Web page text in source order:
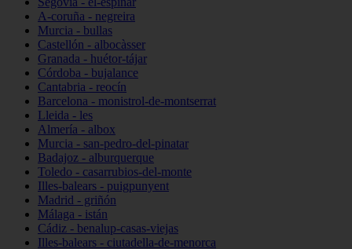
A-coruña - negreira
Murcia - bullas
Castellón - albocàsser
Granada - huétor-tájar
Córdoba - bujalance
Cantabria - reocín
Barcelona - monistrol-de-montserrat
Lleida - les
Almería - albox
Murcia - san-pedro-del-pinatar
Badajoz - alburquerque
Toledo - casarrubios-del-monte
Illes-balears - puigpunyent
Madrid - griñón
Málaga - istán
Cádiz - benalup-casas-viejas
Illes-balears - ciutadella-de-menorca